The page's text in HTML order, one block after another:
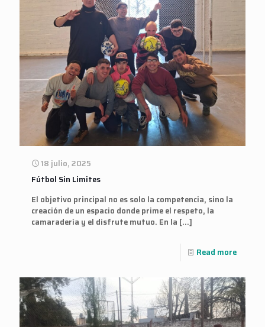
18 julio, 2025
Fútbol Sin Limites
El objetivo principal no es solo la competencia, sino la
creación de un espacio donde prime el respeto, la
camaradería y el disfrute mutuo. En la […]
Read more